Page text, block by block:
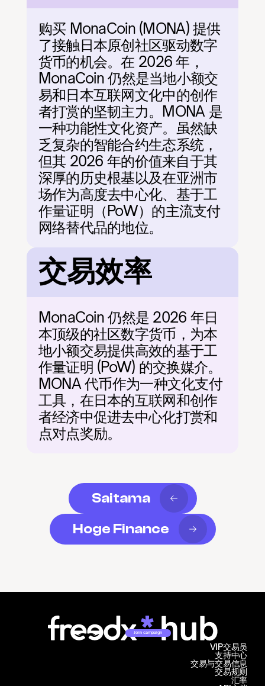
购买 MonaCoin (MONA) 提供
了接触日本原创社区驱动数字
货币的机会。在 2026 年，
MonaCoin 仍然是当地小额交
易和日本互联网文化中的创作
者打赏的坚韧主力。MONA 是
一种功能性文化资产。虽然缺
乏复杂的智能合约生态系统，
但其 2026 年的价值来自于其
深厚的历史根基以及在亚洲市
场作为高度去中心化、基于工
作量证明（PoW）的主流支付
网络替代品的地位。
交易效率
MonaCoin 仍然是 2026 年日
本顶级的社区数字货币，为本
地小额交易提供高效的基于工
作量证明 (PoW) 的交换媒介。
MONA 代币作为一种文化支付
工具，在日本的互联网和创作
者经济中促进去中心化打赏和
点对点奖励。
Saitama
Hoge Finance
Join campaign
支持中心
交易与交易信息
VIP交易员
交易规则
汇率